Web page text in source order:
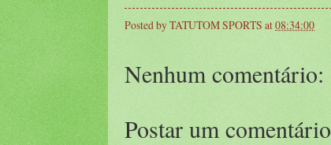
Posted byTATUTOM SPORTS at08:34:00
Nenhum comentário:
Postar um comentário